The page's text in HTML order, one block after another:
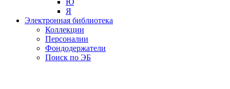
Я
Электронная библиотека
Коллекции
Персоналии
Фондодержатели
Поиск по ЭБ